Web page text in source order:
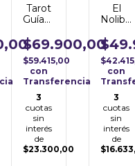
Tarot
Guíado
para
Principiantes
$69.900,00
$59.415,00
con
Transferencia
3
cuotas
sin
interés
de
$23.300,00
El
Nolibro
Tarot
con
3
cuotas
sin
interés
de